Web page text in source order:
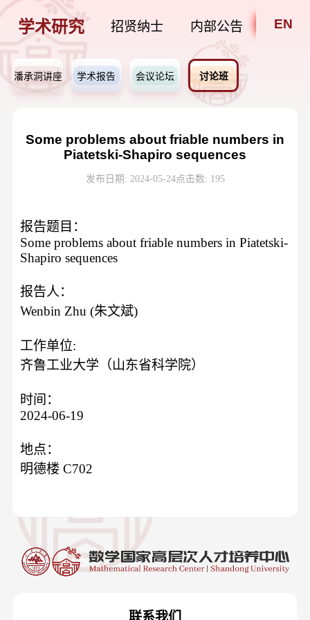
学术研究 招贤纳士 内部公告 EN
潘承洞讲座 学术报告 会议论坛 讨论班
Some problems about friable numbers in
Piatetski-Shapiro sequences
发布日期: 2024-05-24点击数: 195
报告题目：
Some problems about friable numbers in Piatetski-
Shapiro sequences
报告人：
Wenbin Zhu (朱文斌)
工作单位:
齐鲁工业大学（山东省科学院）
时间：
2024-06-19
地点：
明德楼 C702
联系我们